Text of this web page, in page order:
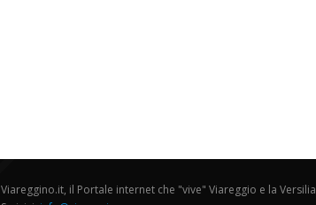
Viareggino.it, il Portale internet che "vive" Viareggio e la Versilia